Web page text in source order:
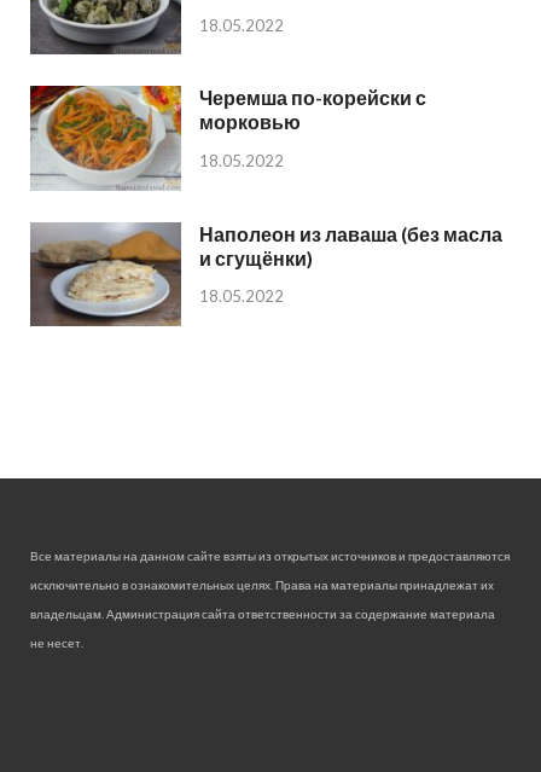
18.05.2022
Черемша по-корейски с
морковью
18.05.2022
Наполеон из лаваша (без масла
и сгущёнки)
18.05.2022
Все материалы на данном сайте взяты из открытых источников и предоставляются
исключительно в ознакомительных целях. Права на материалы принадлежат их
владельцам. Администрация сайта ответственности за содержание материала
не несет.